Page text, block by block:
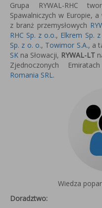
Grupa RYWAL-RHC
Spawalniczych w Europie,
z branż przemysłowych
RHC Sp. z o.o., Elkrem Sp.
Sp. z o. o., Towimor S.A., a
SK na Słowacji, RYWAL-LT
Zjednoczonych
Romania SRL.
Wiedza
Doradztwo: